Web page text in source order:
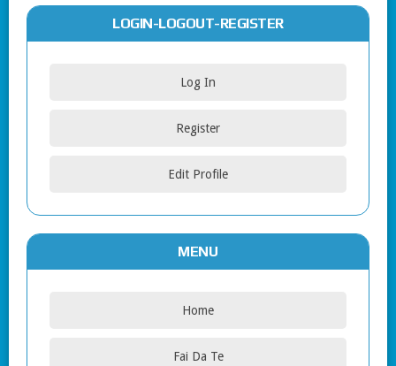
LOGIN-LOGOUT-REGISTER
Log In
Register
Edit Profile
MENU
Home
Fai Da Te